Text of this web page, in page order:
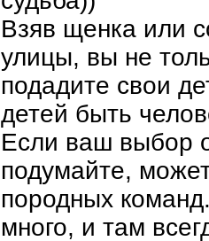
Взяв щенка или
улицы, вы не
подадите свои
детей быть
Если ваш выбор
подумайте,
породных
много, и там